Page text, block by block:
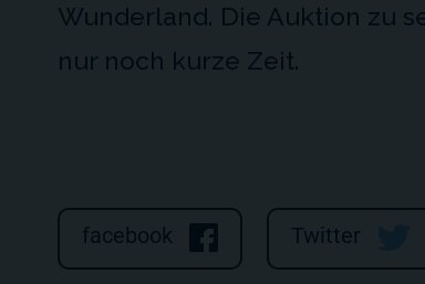
Wunderland. Die Auktion zu
nur noch kurze Zeit.
facebook Twitter